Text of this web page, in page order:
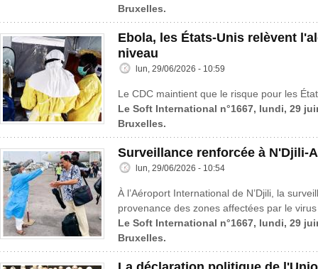
Bruxelles.
Ebola, les États-Unis relèvent
niveau
lun, 29/06/2026 - 10:59
Le CDC maintient que le risque pour les
Le Soft International n°1667, lundi, 29
Bruxelles.
Surveillance renforcée à N'Djili-
lun, 29/06/2026 - 10:54
À l’Aéroport International de N’Djili, la
provenance des zones affectées par le
Le Soft International n°1667, lundi, 29
Bruxelles.